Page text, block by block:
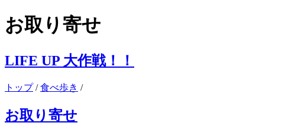
お取り寄せ
LIFE UP 大作戦！！
トップ/食べ歩き /
お取り寄せ